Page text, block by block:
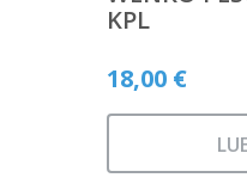
KPL
18,00 €